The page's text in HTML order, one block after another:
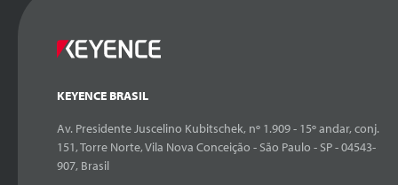
KEYENCE BRASIL
Av. Presidente Juscelino Kubitschek, nº 1.909 - 15º andar, conj.
151, Torre Norte, Vila Nova Conceição - São Paulo - SP - 04543-
907, Brasil